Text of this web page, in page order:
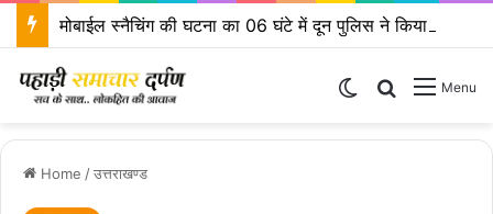
मोबाईल स्नैचिंग की घटना का 06 घंटे में दून पुलिस ने किया खुलासा
Menu
Search for
Switch skin
Home /उत्तराखण्ड